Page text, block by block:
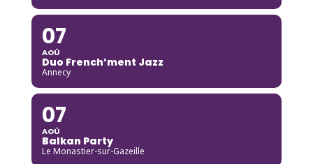
07
AOÛ
Duo French’ment Jazz
Annecy
07
AOÛ
Balkan Party
Le Monastier-sur-Gazeille